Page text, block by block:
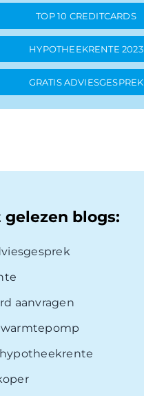
TOP 10 CREDITCARDS
HYPOTHEEKRENTE 2023
GRATIS ADVIESGESPREK
gelezen blogs:
aanvragen